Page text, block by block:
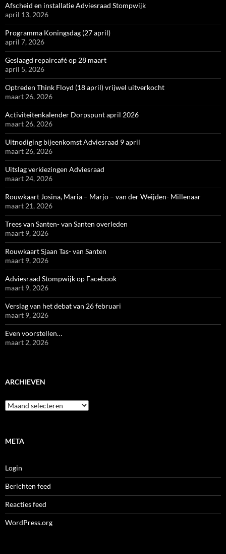
Afscheid en installatie Adviesraad Stompwijk
april 13, 2026
Programma Koningsdag (27 april)
april 7, 2026
Geslaagd repaircafé op 28 maart
april 5, 2026
Optreden Think Floyd (18 april) vrijwel uitverkocht
maart 26, 2026
Activiteitenkalender Dorpspunt april 2026
maart 26, 2026
Uitnodiging bijeenkomst Adviesraad 9 april
maart 26, 2026
Uitslag verkiezingen Adviesraad
maart 24, 2026
Rouwkaart Josina, Maria – Marjo – van der Weijden- Millenaar
maart 21, 2026
Trees van Santen- van Santen overleden
maart 9, 2026
Rouwkaart Sjaan Tas- van Santen
maart 9, 2026
Adviesraad Stompwijk op Facebook
maart 9, 2026
Verslag van het debat van 26 februari
maart 9, 2026
Even voorstellen…
maart 2, 2026
ARCHIEVEN
Archieven
META
Login
Berichten feed
Reacties feed
WordPress.org